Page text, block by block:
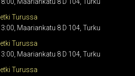
Turussa
Maariankatu 8 D 104, Turku
Turussa
Maariankatu 8 D 104, Turku
Turussa